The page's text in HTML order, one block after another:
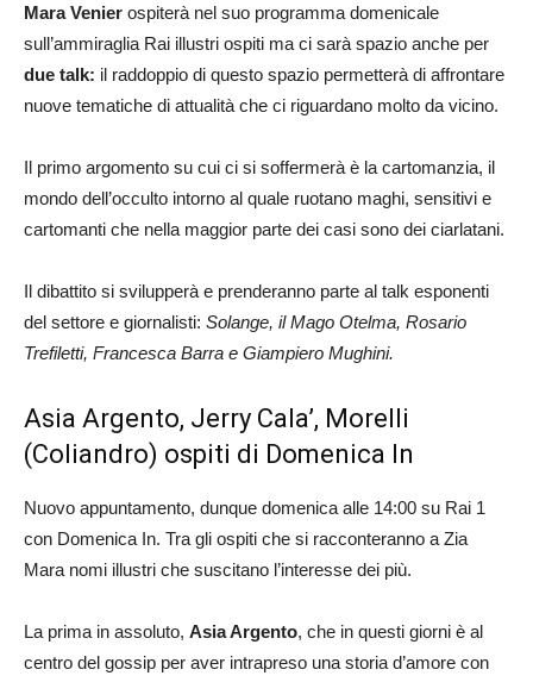
Mara Venier ospiterà nel suo programma domenicale
sull’ammiraglia Rai illustri ospiti ma ci sarà spazio anche per
due talk: il raddoppio di questo spazio permetterà di affrontare
nuove tematiche di attualità che ci riguardano molto da vicino.
Il primo argomento su cui ci si soffermerà è la cartomanzia, il
mondo dell’occulto intorno al quale ruotano maghi, sensitivi e
cartomanti che nella maggior parte dei casi sono dei ciarlatani.
Il dibattito si svilupperà e prenderanno parte al talk esponenti
del settore e giornalisti: Solange, il Mago Otelma, Rosario
Trefiletti, Francesca Barra e Giampiero Mughini.
Asia Argento, Jerry Cala’, Morelli
(Coliandro) ospiti di Domenica In
Nuovo appuntamento, dunque domenica alle 14:00 su Rai 1
con Domenica In. Tra gli ospiti che si racconteranno a Zia
Mara nomi illustri che suscitano l’interesse dei più.
La prima in assoluto, Asia Argento, che in questi giorni è al
centro del gossip per aver intrapreso una storia d’amore con